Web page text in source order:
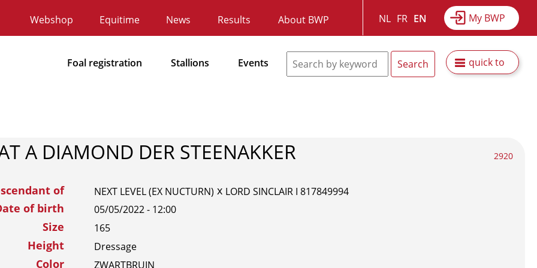
My BWP
NL FR EN
Secundaire
navigatie
Webshop Equitime News Results About BWP
Hoofdnavigatie
Foal registration Stallions Events quick to
A DIAMOND DER STEENAKKER
of NEXT LEVEL (EX NUCTURN) x LORD SINCLAIR I 817849994
of birth 05/05/2022 - 12:00
Size 165
Height Dressage
Color ZWARTBRUIN
2920